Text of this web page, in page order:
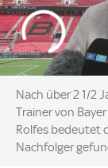
Nach über 2 1/2
Trainer von
Rolfes bedeutet
Nachfolger